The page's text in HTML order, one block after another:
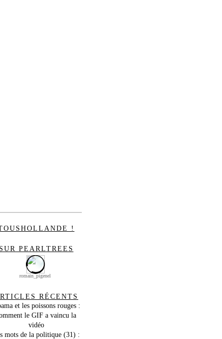
!
SUR PEARLTREES
romain_pigenel
RÉCENTS
et les poissons rouges :
le GIF a vaincu la
vidéo
mots de la politique (31) :